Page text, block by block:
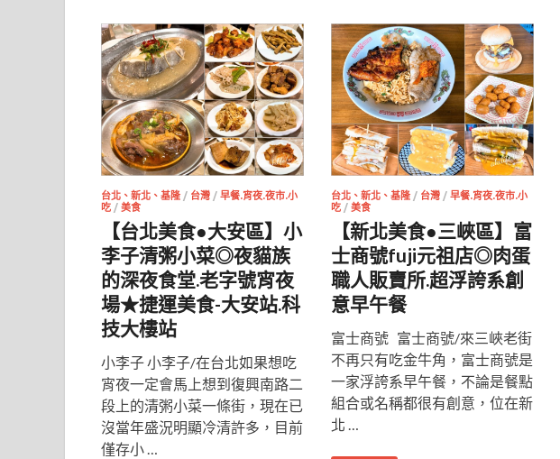
台北、新北、基隆 / 台灣 / 早餐.宵夜.夜市.小
吃 / 美食
【台北美食●大安區】小
李子清粥小菜◎夜貓族
的深夜食堂.老字號宵夜
場★捷運美食-大安站.科
技大樓站
小李子 小李子/在台北如果想吃
宵夜一定會馬上想到復興南路二
段上的清粥小菜一條街，現在已
沒當年盛況明顯冷清許多，目前
僅存小 …
台北、新北、基隆 / 台灣 / 早餐.宵夜.夜市.小
吃 / 美食
【新北美食●三峽區】富
士商號fuji元祖店◎肉蛋
職人販賣所.超浮誇系創
意早午餐
富士商號 富士商號/來三峽老街
不再只有吃金牛角，富士商號是
一家浮誇系早午餐，不論是餐點
組合或名稱都很有創意，位在新
北 …